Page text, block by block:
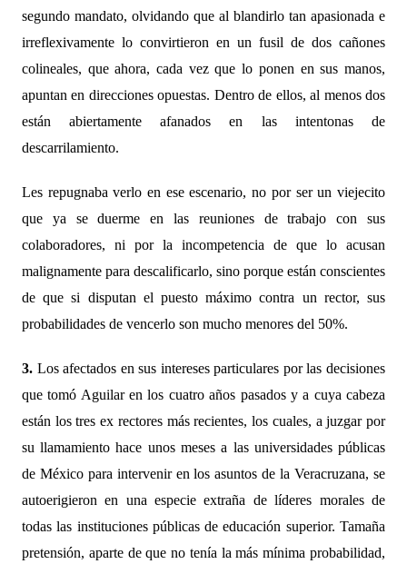
segundo mandato, olvidando que al blandirlo tan apasionada e
irreflexivamente lo convirtieron en un fusil de dos cañones
colineales, que ahora, cada vez que lo ponen en sus manos,
apuntan en direcciones opuestas. Dentro de ellos, al menos dos
están abiertamente afanados en las intentonas de
descarrilamiento.
Les repugnaba verlo en ese escenario, no por ser un viejecito
que ya se duerme en las reuniones de trabajo con sus
colaboradores, ni por la incompetencia de que lo acusan
malignamente para descalificarlo, sino porque están conscientes
de que si disputan el puesto máximo contra un rector, sus
probabilidades de vencerlo son mucho menores del 50%.
3.Los afectados en sus intereses particulares por las decisiones
que tomó Aguilar en los cuatro años pasados y a cuya cabeza
están los tres ex rectores más recientes, los cuales, a juzgar por
su llamamiento hace unos meses a las universidades públicas
de México para intervenir en los asuntos de la Veracruzana, se
autoerigieron en una especie extraña de líderes morales de
todas las instituciones públicas de educación superior. Tamaña
pretensión, aparte de que no tenía la más mínima probabilidad,